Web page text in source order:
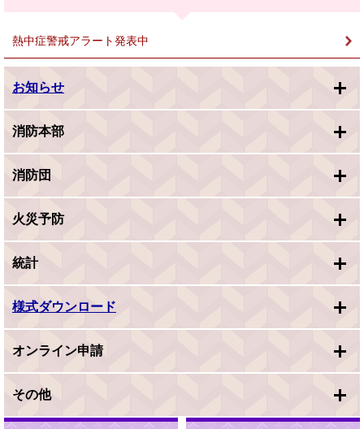
熱中症警戒アラート発表中
お知らせ
消防本部
消防団
火災予防
統計
様式ダウンロード
オンライン申請
その他